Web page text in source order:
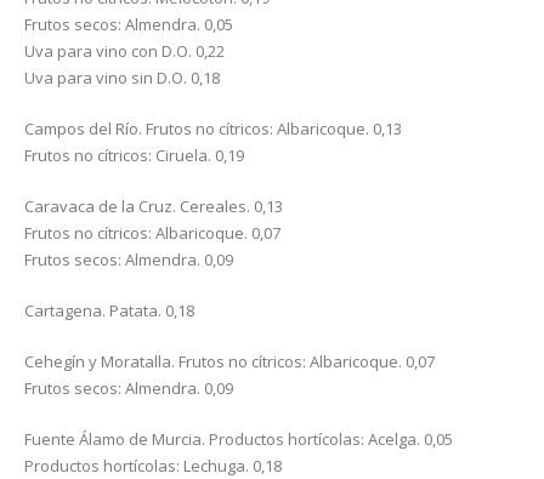
Frutos secos: Almendra. 0,05
Uva para vino con D.O. 0,22
Uva para vino sin D.O. 0,18
Campos del Río. Frutos no cítricos: Albaricoque. 0,13
Frutos no cítricos: Ciruela. 0,19
Caravaca de la Cruz. Cereales. 0,13
Frutos no cítricos: Albaricoque. 0,07
Frutos secos: Almendra. 0,09
Cartagena. Patata. 0,18
Cehegín y Moratalla. Frutos no cítricos: Albaricoque. 0,07
Frutos secos: Almendra. 0,09
Fuente Álamo de Murcia. Productos hortícolas: Acelga. 0,05
Productos hortícolas: Lechuga. 0,18